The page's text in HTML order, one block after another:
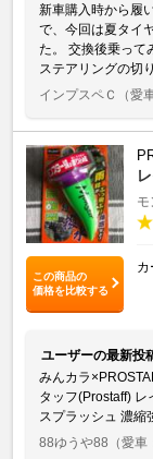
新車購入時から履
で、今回は夏タイ
た。 交換後乗って
ステアリングの切り
インプスペＣ
（愛
この商品の
価格を比較する
モ
カ
ユーザーの最新投
みんカラ
タッフ(Prostaff)
スプラッシュ 濃縮
88ゆうや88 （愛